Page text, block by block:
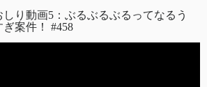
り動画5：ぶるぶるぶるってなるう
案件！ #458